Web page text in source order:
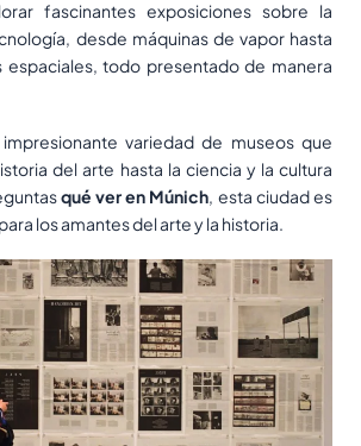
fascinantes exposiciones sobre la
desde máquinas de vapor hasta
espaciales, todo presentado de manera
variedad de museos que
del arte hasta la ciencia y la cultura
qué ver en Múnich, esta ciudad es
los amantes del arte y la historia.